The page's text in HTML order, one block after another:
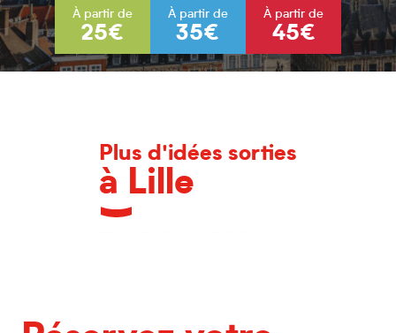
À partir de
25€
À partir de
35€
À partir de
45€
Plus d'idées sorties
à Lille